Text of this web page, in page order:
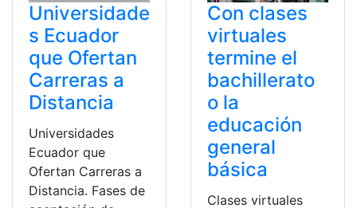
Universidade
s Ecuador
que Ofertan
Carreras a
Distancia
Universidades
Ecuador que
Ofertan Carreras a
Distancia. Fases de
Con clases
virtuales
termine el
bachillerato
o la
educación
general
básica
Clases virtuales